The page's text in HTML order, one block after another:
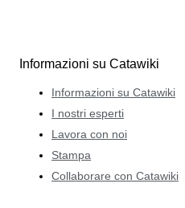
Informazioni su Catawiki
Informazioni su Catawiki
I nostri esperti
Lavora con noi
Stampa
Collaborare con Catawiki